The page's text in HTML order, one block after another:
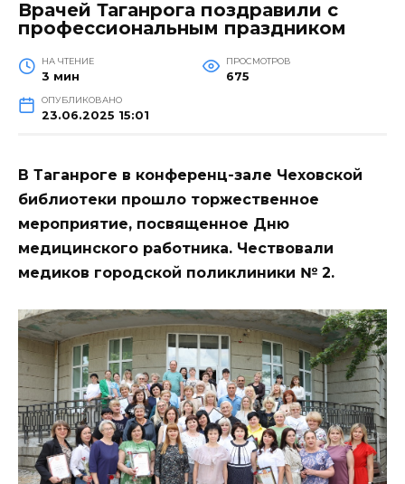
Врачей Таганрога поздравили с
профессиональным праздником
НА ЧТЕНИЕ
3 мин
ПРОСМОТРОВ
675
ОПУБЛИКОВАНО
23.06.2025 15:01
В Таганроге в конференц-зале Чеховской
библиотеки прошло торжественное
мероприятие, посвященное Дню
медицинского работника. Чествовали
медиков городской поликлиники № 2.